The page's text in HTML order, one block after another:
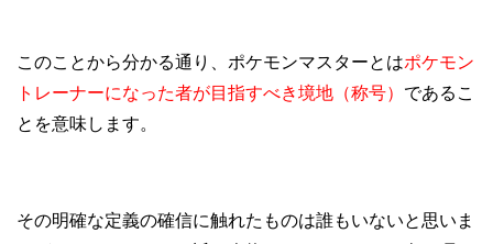
このことから分かる通り、ポケモンマスターとはポケモン
トレーナーになった者が目指すべき境地（称号） であるこ
とを意味します。
その明確な定義の確信に触れたものは誰もいないと思いま